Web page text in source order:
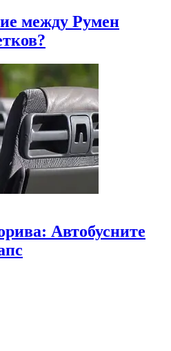
между Румен
Автобусните